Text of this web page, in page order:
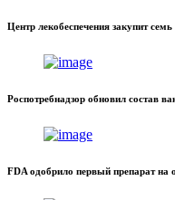
Центр лекобеспечения закупит
Роспотребнадзор обновил состав
FDA одобрило первый препарат на